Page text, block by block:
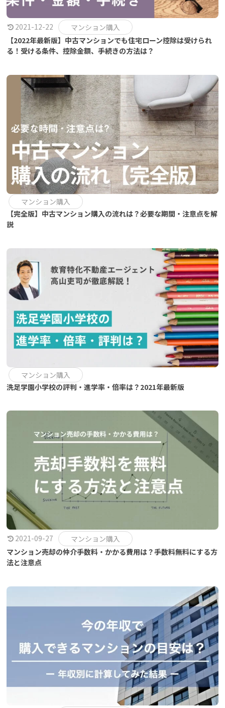
2021-12-22
マンション購入
【2022年最新版】中古マンションでも住宅ローン控除は受けられ
る！受ける条件、控除金額、手続きの方法は？
マンション購入
【完全版】中古マンション購入の流れは？必要な期間・注意点を解
説
マンション購入
洗足学園小学校の評判・進学率・倍率は？2021年最新版
2021-09-27
マンション購入
マンション売却の仲介手数料・かかる費用は？手数料無料にする方
法と注意点